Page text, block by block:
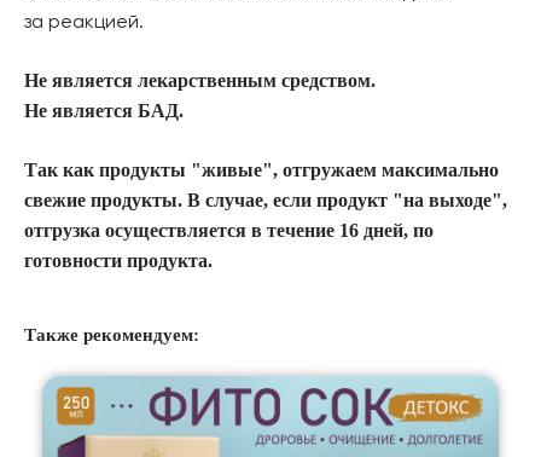
за реакцией.
Не является лекарственным средством.
Не является БАД.
Так как продукты "живые", отгружаем максимально
свежие продукты. В случае, если продукт "на выходе",
отгрузка осуществляется в течение 16 дней, по
готовности продукта.
Также рекомендуем: